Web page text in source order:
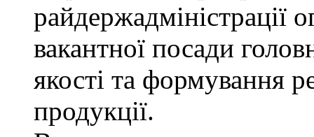
райдержадміністрації
вакантної посади
якості та формування
продукції.